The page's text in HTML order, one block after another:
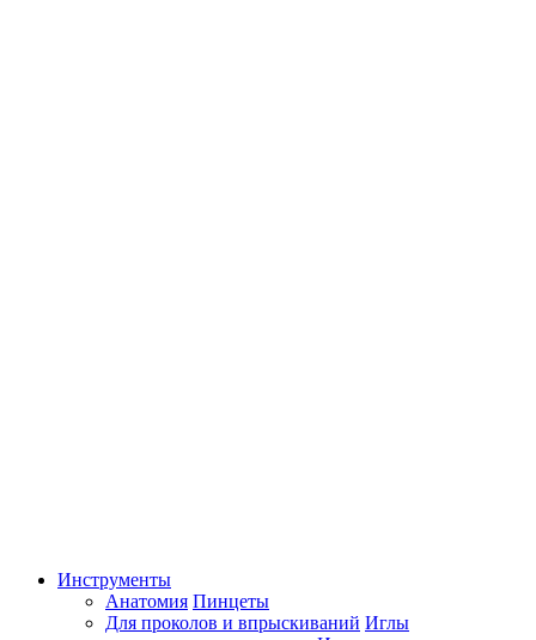
Инструменты
Анатомия Пинцеты
Для проколов и впрыскиваний Иглы